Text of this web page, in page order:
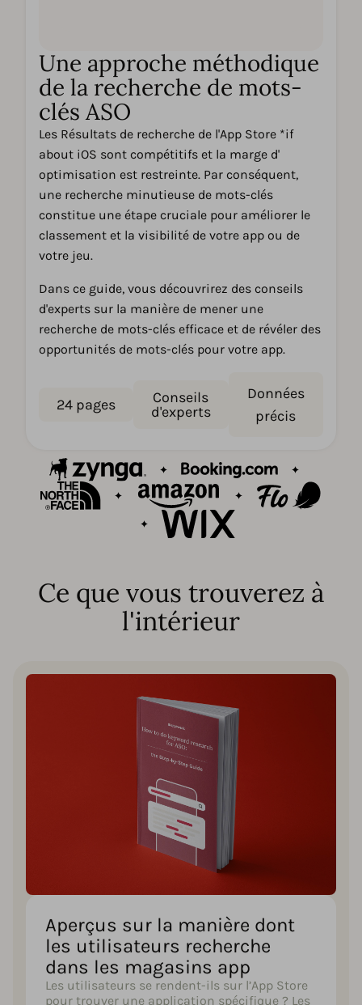
Une approche méthodique
de la recherche de mots-
clés ASO
Les Résultats de recherche de l'App Store *if
about iOS sont compétitifs et la marge d'
optimisation est restreinte. Par conséquent,
une recherche minutieuse de mots-clés
constitue une étape cruciale pour améliorer le
classement et la visibilité de votre app ou de
votre jeu.
Dans ce guide, vous découvrirez des conseils
d'experts sur la manière de mener une
recherche de mots-clés efficace et de révéler des
opportunités de mots-clés pour votre app.
24 pages
Conseils
d'experts
Données
précis
Ce que vous trouverez à
l'intérieur
Aperçus sur la manière dont
les utilisateurs recherche
dans les magasins app
Les utilisateurs se rendent-ils sur l’App Store
pour trouver une application spécifique ? Les